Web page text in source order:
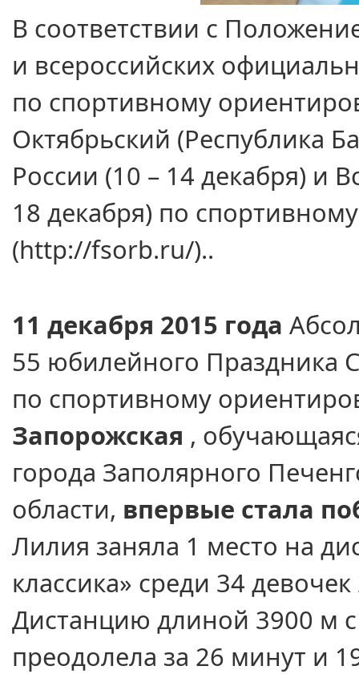
В соответствии с
и всероссийских
по спортивному
Октябрьский (Республика
России (10 – 14 декабря) и
18 декабря) по
(http://fsorb.ru/)..
11 декабря 2015 года
55 юбилейного Праздника
по спортивному
Запорожская ,
города Заполярного
области, впервые стала
Лилия заняла 1 место на
классика» среди 34 девочек
Дистанцию длиной 3900 м
преодолела за 26 минут и